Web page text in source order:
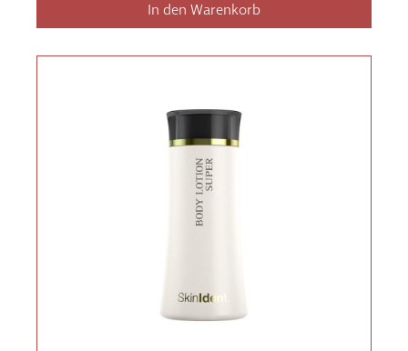
In den Warenkorb